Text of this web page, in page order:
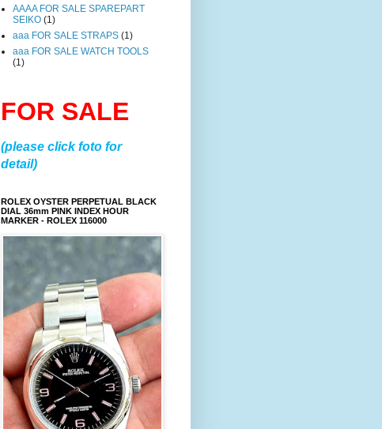
AAAA FOR SALE SPAREPART
SEIKO (1)
aaa FOR SALE STRAPS (1)
aaa FOR SALE WATCH TOOLS
(1)
FOR SALE
(please click foto for
detail)
ROLEX OYSTER PERPETUAL BLACK
DIAL 36mm PINK INDEX HOUR
MARKER - ROLEX 116000